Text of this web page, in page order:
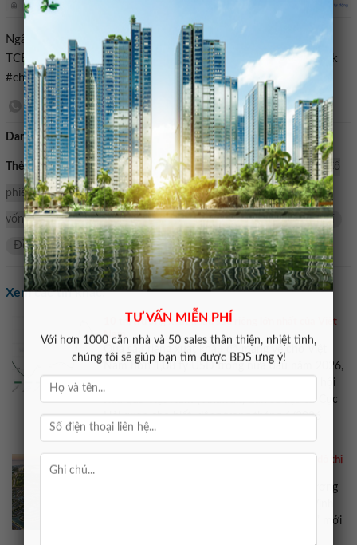
TƯ VẤN MIỄN PHÍ
Với hơn 1000 căn nhà và 50 sales thân thiện, nhiệt tình,
chúng tôi sẽ giúp bạn tìm được BĐS ưng ý!
Ngân hàng,Techcombank,Cổ tức,Cổ tức tiền mặt,Cổ phiếu
TCB,CHI TRẢ CỔ TỨC,tăng vốn,Vốn điều lệ TCB#Techcombank
#chi #gần #tỷ #đồng #trả #cổ #tức #tiền #mặt1778182953
Danh mục:Bán nhà mặt tiền
Thẻ tìm kiếm: mặt Vốn điều lệ TCB CHI TRẢ CỔ TỨC Cổ
phiếu TCB Cổ tức tiền mặt cổ tức Techcombank tăng
vốn ngân hàng gần Tỷ tục Tiến tra cơ chí
Đồng
Xem các tin khác:
10 thị trường xuất khẩu sầu riêng lớn nhất của Việt
Nam
Quả sầu riêng xuất khẩu đã mang về cho Việt
Nam hơn 1,08 tỷ USD trong nửa đầu năm 2026,
tăng 31,6% so với cùng kỳ năm trước. Hiệp hội
Rau quả Việt Nam (Vinafruit) dẫn số liệu từ Cục
Hải quan cho biết, riêng trong tháng 6/2026
xuất khẩu sầu riêng của Việt Nam ...
Quận Nhất Vịnh Tiên – Nơi kiến tạo trung tâm đô thị
Với hệ sinh thái văn hóa, lưu trú, giải trí, thương
Tiên đang hướng tới hình mẫu “Quận Nhất” mới